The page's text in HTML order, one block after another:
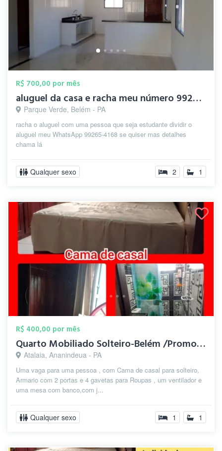
R$ 700,00 por mês
aluguel da casa e racha meu número 99265...
Parque Verde, Belém - PA
racha o aluguel com uma pessoa que seja estudante dividir o
aluguel meu WhatsApp 99265-4168 se quiser mas detalhes
chama lá
Qualquer sexo 2 1
R$ 400,00 por mês
Quarto Mobiliado Solteiro-Belém /Promoçã...
Atalaia, Ananindeua - PA
Uma vaga para uma pessoa , com Cama de casal para solteiro,
Armario com 2 portas e 4 gavetas para Roupas , um ventilador e
uma mesa com banco,com j...
Qualquer sexo 1 1